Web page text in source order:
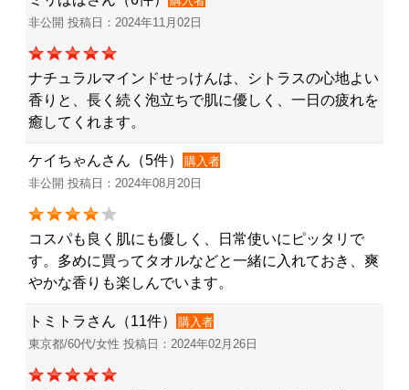
非公開 投稿日：2024年11月02日
ナチュラルマインドせっけんは、シトラスの心地よい
香りと、長く続く泡立ちで肌に優しく、一日の疲れを
癒してくれます。
ケイちゃんさん（5件）
購入者
非公開 投稿日：2024年08月20日
コスパも良く肌にも優しく、日常使いにピッタリで
す。多めに買ってタオルなどと一緒に入れておき、爽
やかな香りも楽しんでいます。
トミトラさん（11件）
購入者
東京都/60代/女性 投稿日：2024年02月26日